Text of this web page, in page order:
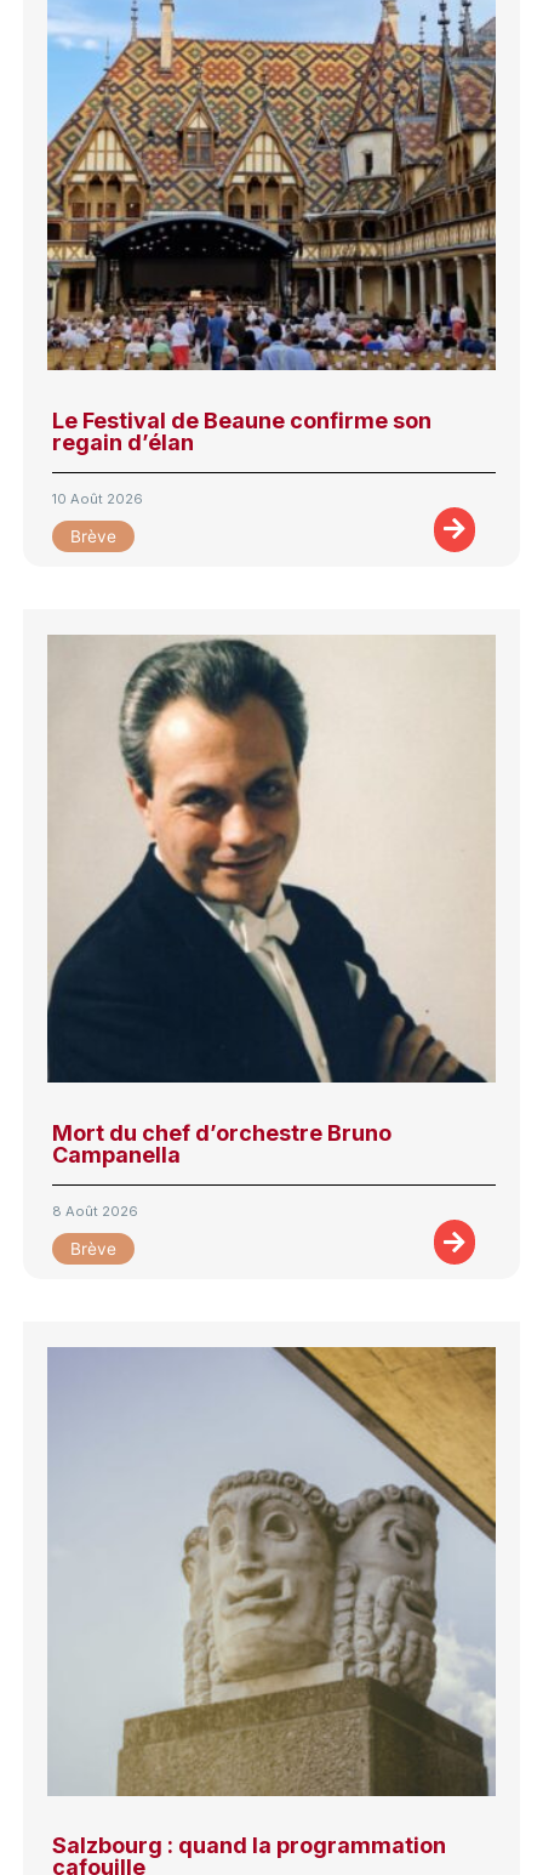
Le Festival de Beaune confirme son
regain d’élan
10 Août 2026
Brève
Mort du chef d’orchestre Bruno
Campanella
8 Août 2026
Brève
Salzbourg : quand la programmation
cafouille